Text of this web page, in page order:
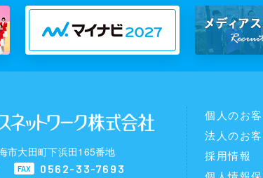
市大田町下浜田165番地
FAX 0562-33-7693
個人のお
法人のお
採用情報